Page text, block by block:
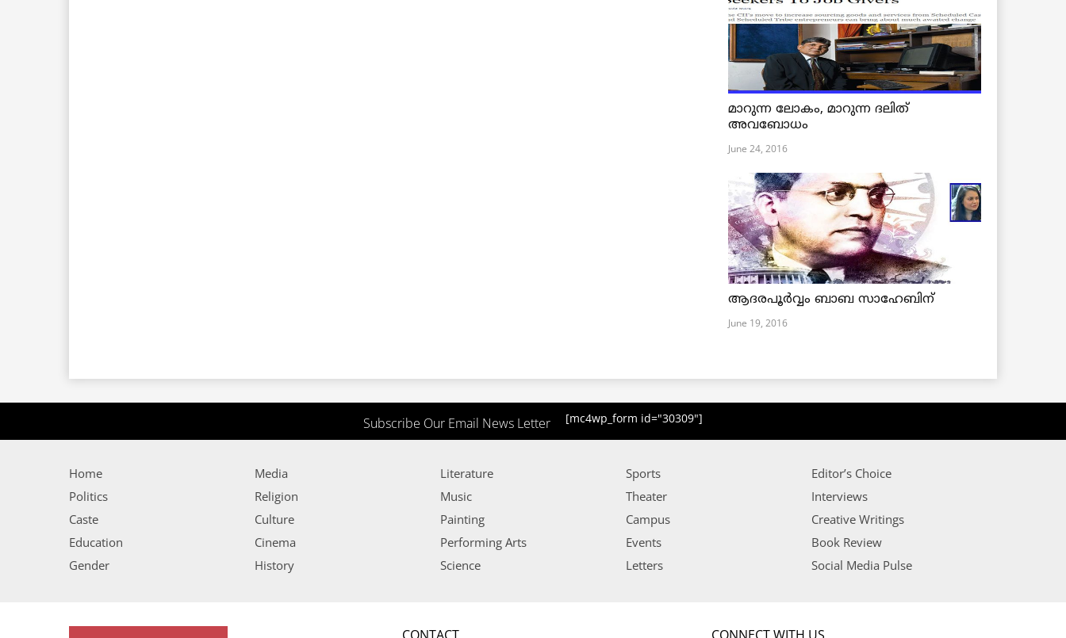
മാറുന്ന ലോകം, മാറുന്ന ദലിത്
അവബോധം
June 24, 2016
ആദരപൂര്‍വ്വം ബാബ സാഹേബിന്
June 19, 2016
Subscribe Our Email News Letter [mc4wp_form id="30309"]
Home
Politics
Caste
Education
Gender
Media
Religion
Culture
Cinema
History
Literature
Music
Painting
Performing Arts
Science
Sports
Theater
Campus
Events
Letters
Editor’s Choice
Interviews
Creative Writings
Book Review
Social Media Pulse